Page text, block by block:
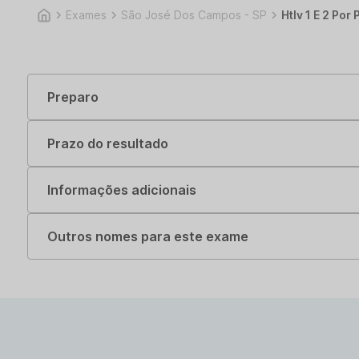
Exames São José Dos Campos - SP Htlv 1 E 2 Por
Preparo
Prazo do resultado
Informações adicionais
Outros nomes para este exame